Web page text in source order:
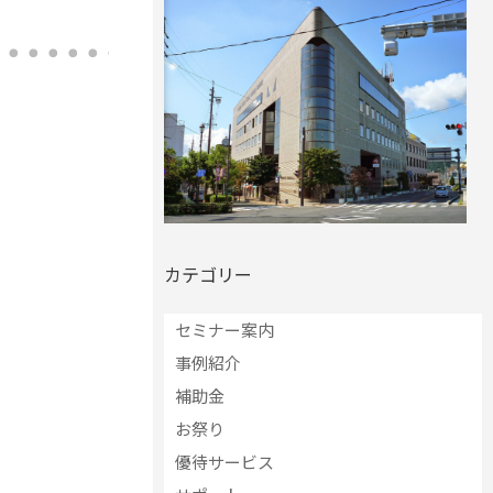
カテゴリー
セミナー案内
事例紹介
補助金
お祭り
優待サービス